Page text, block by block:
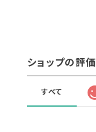
ショップの評価
すべて